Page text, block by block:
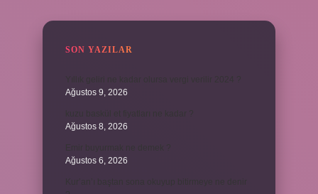
SON YAZILAR
Ağustos 9, 2026
Ağustos 8, 2026
Ağustos 6, 2026